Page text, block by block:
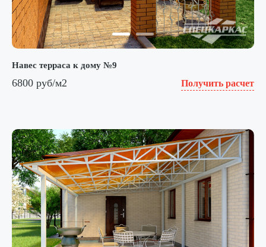
Навес терраса к дому №9
6800 руб/м2 Получить расчет